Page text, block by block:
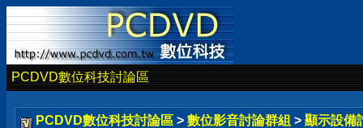
PCDVD數位科技討論區
PCDVD數位科技討論區 > 數位影音討論群組 > 顯示設備